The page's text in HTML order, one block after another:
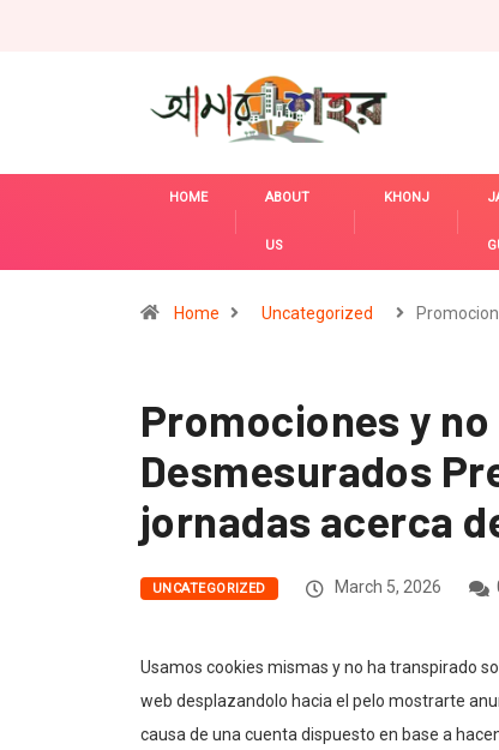
HOME ABOUT
US
KHONJ
Home Uncategorized
Promociones y
Desmesurados
jornadas acerca
UNCATEGORIZED March 5, 2026
Usamos cookies mismas y no ha transpirado
web desplazandolo hacia el pelo mostrarte
causa de una cuenta dispuesto en base a